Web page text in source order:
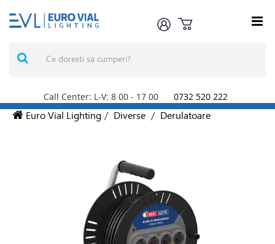
Call Center: L-V: 8 00 - 17 00 0732 520 222
Euro Vial Lighting / Diverse / Derulatoare